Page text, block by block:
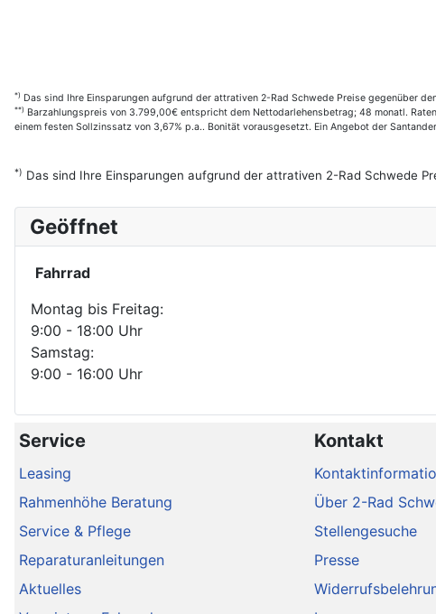
*) Das sind Ihre Einsparungen aufgrund der attrativen 2-Rad Schwede Preise gegenüber
**) Barzahlungspreis von 3.799,00€ entspricht dem Nettodarlehensbetrag; 48 monatl.
einem festen Sollzinssatz von 3,67% p.a.. Bonität vorausgesetzt. Ein Angebot der
*) Das sind Ihre Einsparungen aufgrund der attrativen 2-Rad Schwede
Geöffnet
Fahrrad
Montag bis Freitag:
9:00 - 18:00 Uhr
Samstag:
9:00 - 16:00 Uhr
Service
Leasing
Rahmenhöhe Beratung
Service & Pflege
Reparaturanleitungen
Aktuelles
Kontakt
Über 2-Rad
Stellengesuche
Presse